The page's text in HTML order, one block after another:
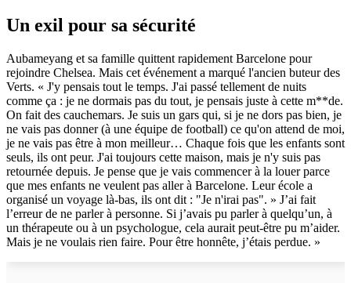
Un exil pour sa sécurité
Aubameyang et sa famille quittent rapidement Barcelone pour
rejoindre Chelsea. Mais cet événement a marqué l'ancien buteur des
Verts. « J'y pensais tout le temps. J'ai passé tellement de nuits
comme ça : je ne dormais pas du tout, je pensais juste à cette m**de.
On fait des cauchemars. Je suis un gars qui, si je ne dors pas bien, je
ne vais pas donner (à une équipe de football) ce qu'on attend de moi,
je ne vais pas être à mon meilleur… Chaque fois que les enfants sont
seuls, ils ont peur. J'ai toujours cette maison, mais je n'y suis pas
retournée depuis. Je pense que je vais commencer à la louer parce
que mes enfants ne veulent pas aller à Barcelone. Leur école a
organisé un voyage là-bas, ils ont dit : "Je n'irai pas". » J’ai fait
l’erreur de ne parler à personne. Si j’avais pu parler à quelqu’un, à
un thérapeute ou à un psychologue, cela aurait peut-être pu m’aider.
Mais je ne voulais rien faire. Pour être honnête, j’étais perdue. »